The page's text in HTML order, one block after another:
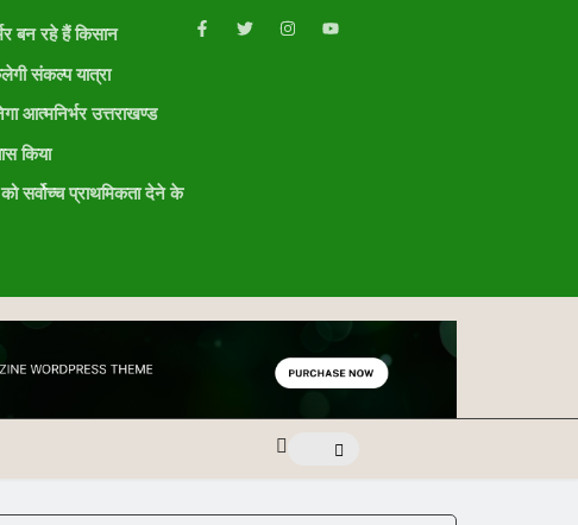
बन रहे हैं किसान
संकल्प यात्रा
आत्मनिर्भर उत्तराखण्ड
किया
सर्वोच्च प्राथमिकता देने के